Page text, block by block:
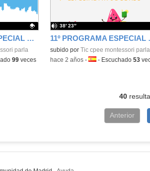
1º PROGRAMA / ESPECIAL NAVIDAD/MONTESSORI EN EL AIRE 1X03
parla
99veces
11º
Contenido educativo.
subido por Tic cpee montessori parla
38′ 23″
-hace 2 años- Idioma:
- Escuchado 53
40
Anterior